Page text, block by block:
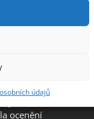
údajů
segmentu
v
a školení.
AST,
ocenění